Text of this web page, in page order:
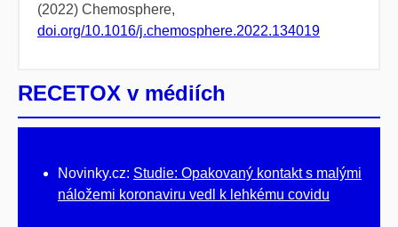
(2022) Chemosphere,
doi.org/10.1016/j.chemosphere.2022.134019
RECETOX v médiích
Novinky.cz: Studie: Opakovaný kontakt s malými
náložemi koronaviru vedl k lehkému covidu